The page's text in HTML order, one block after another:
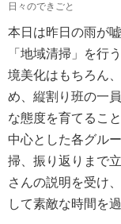
日々のできごと
本日は昨日の雨が
「地域清掃」を行
境美化はもちろん
め、縦割り班の一
な態度を育てるこ
中心とした各グル
掃、振り返りまで
さんの説明を受け
して素敵な時間を